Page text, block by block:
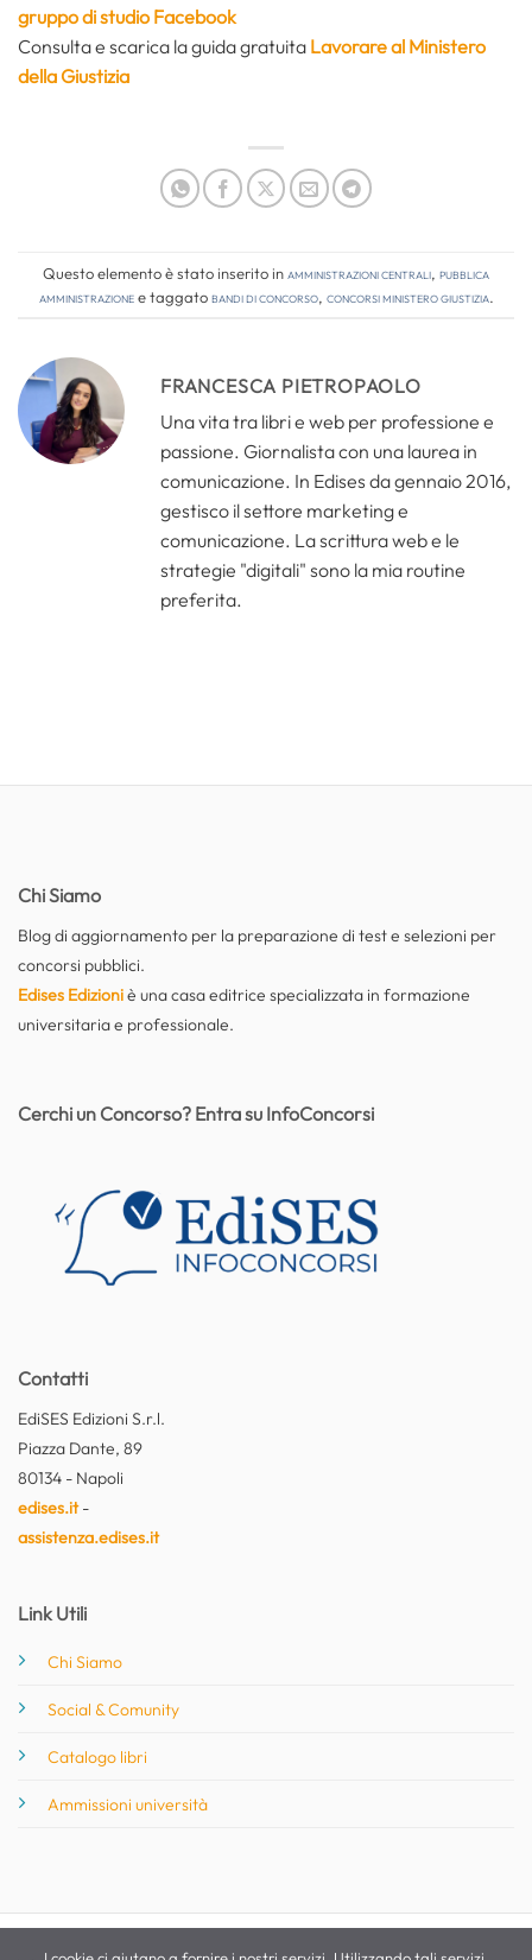
gruppo di studio Facebook
Consulta e scarica la guida gratuita Lavorare al Ministero
della Giustizia
Questo elemento è stato inserito in Amministrazioni Centrali, Pubblica
amministrazionee taggatobandi di concorso, concorsi ministero giustizia.
FRANCESCA PIETROPAOLO
Una vita tra libri e web per professione e
passione. Giornalista con una laurea in
comunicazione. In Edises da gennaio 2016,
gestisco il settore marketing e
comunicazione. La scrittura web e le
strategie "digitali" sono la mia routine
preferita.
Chi Siamo
Blog di aggiornamento per la preparazione di test e selezioni per
concorsi pubblici.
Edises Edizioniè una casa editrice specializzata in formazione
universitaria e professionale.
Contatti
EdiSES Edizioni S.r.l.
Piazza Dante, 89
80134 - Napoli
edises.it-
assistenza.edises.it
Link Utili
Chi Siamo
Social & Comunity
Catalogo libri
Ammissioni università
Cerchi un Concorso? Entra su InfoConcorsi